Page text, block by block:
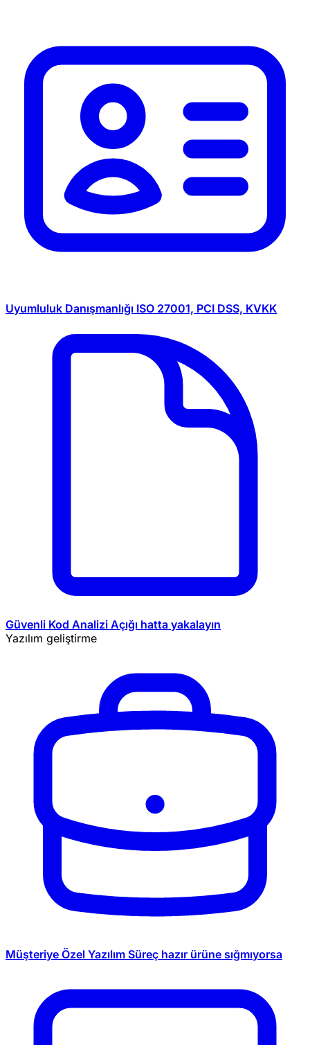
Uyumluluk Danışmanlığı ISO 27001, PCI DSS, KVKK
Güvenli Kod Analizi Açığı hatta yakalayın
Yazılım geliştirme
Müşteriye Özel Yazılım Süreç hazır ürüne sığmıyorsa